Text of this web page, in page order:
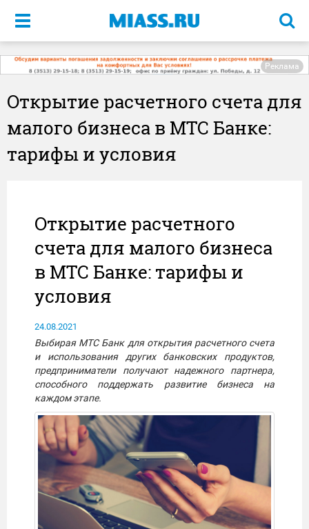
Меню
Реклама
Открытие расчетного счета для
малого бизнеса в МТС Банке:
тарифы и условия
Открытие расчетного
счета для малого бизнеса
в МТС Банке: тарифы и
условия
24.08.2021
Выбирая МТС Банк для открытия расчетного счета
и использования других банковских продуктов,
предприниматели получают надежного партнера,
способного поддержать развитие бизнеса на
каждом этапе.